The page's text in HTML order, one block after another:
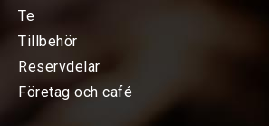
KAFFEMASKINER
Te
Tillbehör
Reservdelar
Företag och café